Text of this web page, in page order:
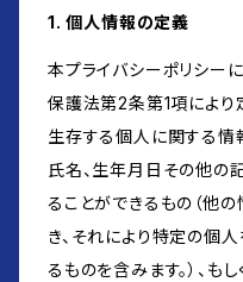
1. 個人情報の定義
本プライバシーポリシー
保護法第2条第1項により
生存する個人に関する情
氏名、生年月日その他の
ることができるもの（他
き、それにより特定の個
るものを含みます。）、